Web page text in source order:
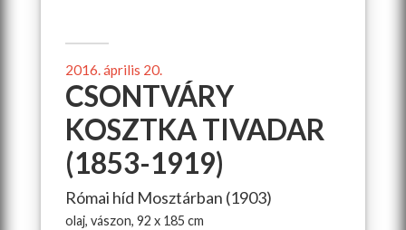
2016. április 20.
CSONTVÁRY
KOSZTKA TIVADAR
(1853-1919)
Római híd Mosztárban (1903)
olaj, vászon, 92 x 185 cm